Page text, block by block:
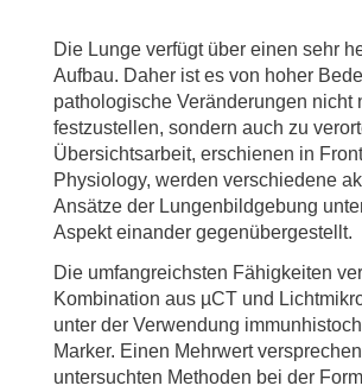
Die Lunge verfügt über einen sehr
Aufbau. Daher ist es von hoher
pathologische Veränderungen nicht
festzustellen, sondern auch zu
Übersichtsarbeit, erschienen in
Physiology, werden verschiedene
Ansätze der Lungenbildgebung
Aspekt einander gegenübergestellt.
Die umfangreichsten Fähigkeiten
Kombination aus µCT und
unter der Verwendung
Marker. Einen Mehrwert
untersuchten Methoden bei der